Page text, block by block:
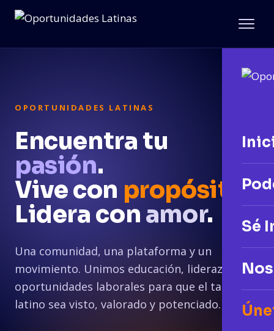
Sé
OPORTUNIDADES LATINAS
Encuentra tu
pasión.
Vive con propósito.
Lidera con amor.
Una comunidad, una plataforma y un
movimiento. Unimos educación, liderazgo y
oportunidades laborales para que el talento
latino sea visto, valorado y potenciado.